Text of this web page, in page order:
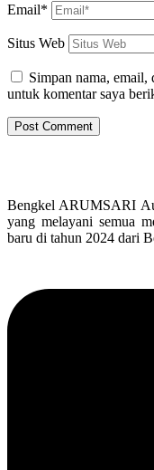
Email*
Situs Web
Simpan nama, email,
untuk komentar saya
Bengkel ARUMSARI
yang melayani semua
baru di tahun 2024 dari